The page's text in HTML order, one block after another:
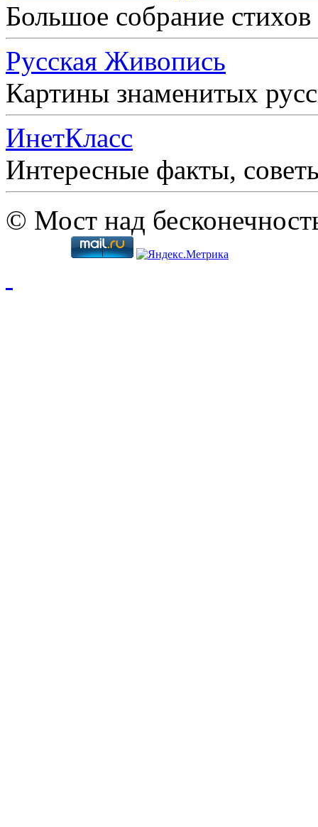
Большое собрание
Русская Живопись
Картины знаменитых
ИнетКласс
Интересные факты,
© Мост над